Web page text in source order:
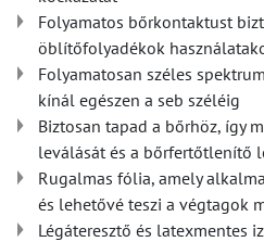
Folyamatos bőrkontaktust
öblítőfolyadékok
Folyamatosan széles
kínál egészen a seb széléig
Biztosan tapad a bőrhöz, így
leválását és a bőrfertőtlenítő
Rugalmas fólia, amely
és lehetővé teszi a végtagok
Légáteresztő és latexmentes